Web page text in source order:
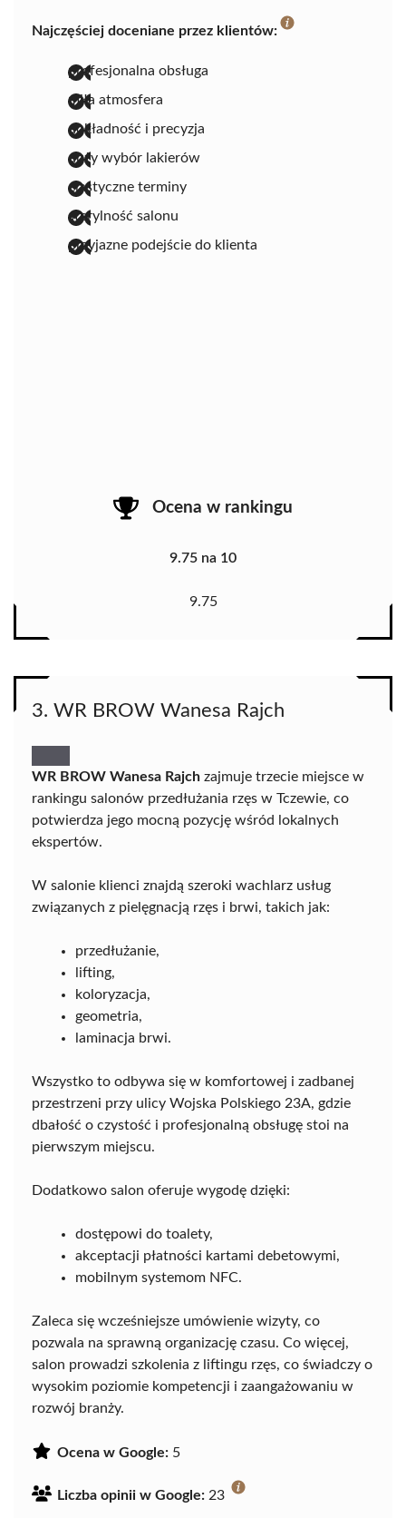
Najczęściej doceniane przez klientów:
profesjonalna obsługa
miła atmosfera
dokładność i precyzja
duży wybór lakierów
elastyczne terminy
sterylność salonu
przyjazne podejście do klienta
Ocena w rankingu
9.75 na 10
9.75
3. WR BROW Wanesa Rajch
WR BROW Wanesa Rajch zajmuje trzecie miejsce w
rankingu salonów przedłużania rzęs w Tczewie, co
potwierdza jego mocną pozycję wśród lokalnych
ekspertów.
W salonie klienci znajdą szeroki wachlarz usług
związanych z pielęgnacją rzęs i brwi, takich jak:
przedłużanie,
lifting,
koloryzacja,
geometria,
laminacja brwi.
Wszystko to odbywa się w komfortowej i zadbanej
przestrzeni przy ulicy Wojska Polskiego 23A, gdzie
dbałość o czystość i profesjonalną obsługę stoi na
pierwszym miejscu.
Dodatkowo salon oferuje wygodę dzięki:
dostępowi do toalety,
akceptacji płatności kartami debetowymi,
mobilnym systemom NFC.
Zaleca się wcześniejsze umówienie wizyty, co
pozwala na sprawną organizację czasu. Co więcej,
salon prowadzi szkolenia z liftingu rzęs, co świadczy o
wysokim poziomie kompetencji i zaangażowaniu w
rozwój branży.
Ocena w Google: 5
Liczba opinii w Google: 23